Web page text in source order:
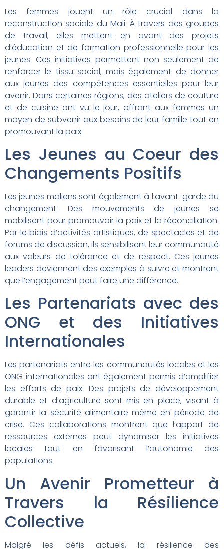
Les femmes jouent un rôle crucial dans la
reconstruction sociale du Mali. À travers des groupes
de travail, elles mettent en avant des projets
d’éducation et de formation professionnelle pour les
jeunes. Ces initiatives permettent non seulement de
renforcer le tissu social, mais également de donner
aux jeunes des compétences essentielles pour leur
avenir. Dans certaines régions, des ateliers de couture
et de cuisine ont vu le jour, offrant aux femmes un
moyen de subvenir aux besoins de leur famille tout en
promouvant la paix.
Les Jeunes au Coeur des
Changements Positifs
Les jeunes maliens sont également à l’avant-garde du
changement. Des mouvements de jeunes se
mobilisent pour promouvoir la paix et la réconciliation.
Par le biais d’activités artistiques, de spectacles et de
forums de discussion, ils sensibilisent leur communauté
aux valeurs de tolérance et de respect. Ces jeunes
leaders deviennent des exemples à suivre et montrent
que l’engagement peut faire une différence.
Les Partenariats avec des
ONG et des Initiatives
Internationales
Les partenariats entre les communautés locales et les
ONG internationales ont également permis d’amplifier
les efforts de paix. Des projets de développement
durable et d’agriculture sont mis en place, visant à
garantir la sécurité alimentaire même en période de
crise. Ces collaborations montrent que l’apport de
ressources externes peut dynamiser les initiatives
locales tout en favorisant l’autonomie des
populations.
Un Avenir Prometteur à
Travers la Résilience
Collective
Malgré les défis actuels, la résilience des